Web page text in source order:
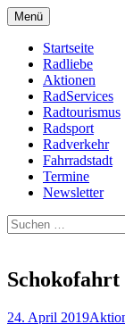
Zum
Inhalt
springen
Menü
Startseite
Radliebe
Aktionen
RadServices
Radtourismus
Radsport
Radverkehr
Fahrradstadt
Termine
Newsletter
Suchen
nach:
Schokofahrt
24. April 2019